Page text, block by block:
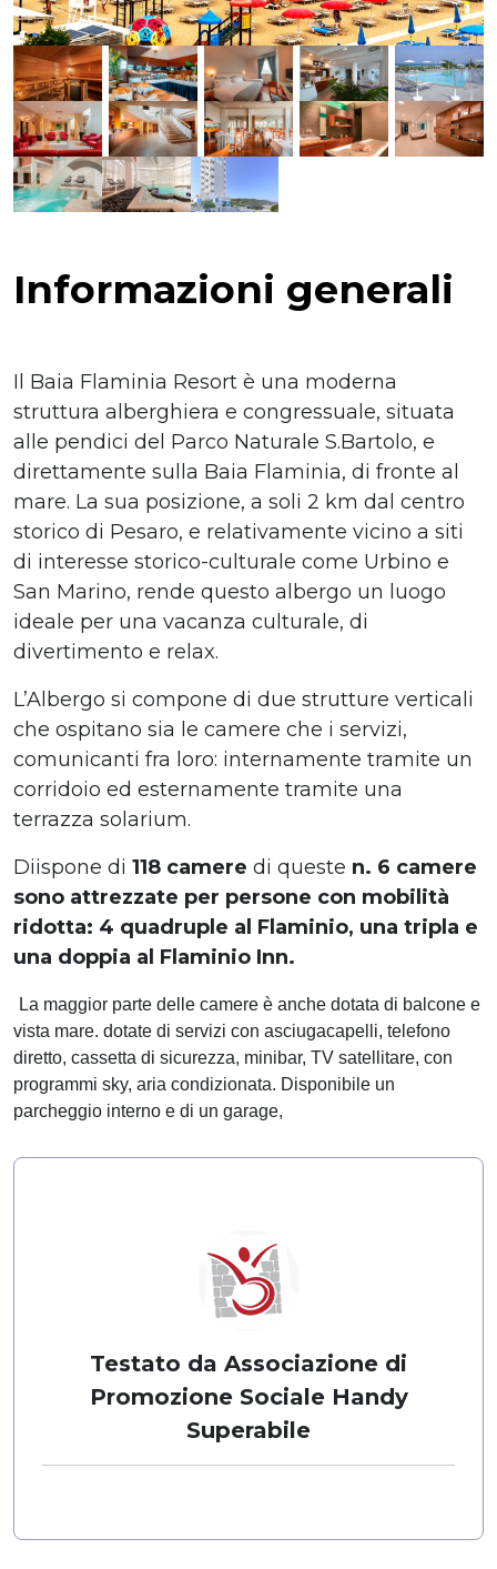
Informazioni generali
Il Baia Flaminia Resort è una moderna
struttura alberghiera e congressuale, situata
alle pendici del Parco Naturale S.Bartolo, e
direttamente sulla Baia Flaminia, di fronte al
mare. La sua posizione, a soli 2 km dal centro
storico di Pesaro, e relativamente vicino a siti
di interesse storico-culturale come Urbino e
San Marino, rende questo albergo un luogo
ideale per una vacanza culturale, di
divertimento e relax.
L’Albergo si compone di due strutture verticali
che ospitano sia le camere che i servizi,
comunicanti fra loro: internamente tramite un
corridoio ed esternamente tramite una
terrazza solarium.
Diispone di 118 camere di queste n. 6 camere
sono attrezzate per persone con mobilità
ridotta: 4 quadruple al Flaminio, una tripla e
una doppia al Flaminio Inn.
La maggior parte delle camere è anche dotata di balcone e
vista mare. dotate di servizi con asciugacapelli, telefono
diretto, cassetta di sicurezza, minibar, TV satellitare, con
programmi sky, aria condizionata. Disponibile un
parcheggio interno e di un garage,
Testato da Associazione di
Promozione Sociale Handy
Superabile